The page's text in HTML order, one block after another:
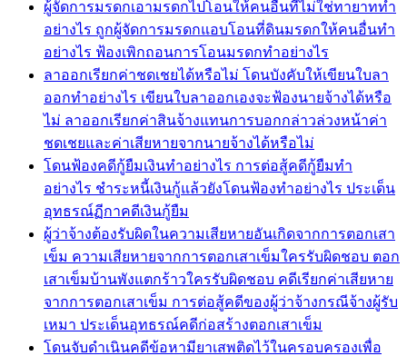
ผู้จัดการมรดกเอามรดกไปโอนให้คนอื่นที่ไม่ใช่ทายาททำ
อย่างไร ถูกผู้จัดการมรดกแอบโอนที่ดินมรดกให้คนอื่นทำ
อย่างไร ฟ้องเพิกถอนการโอนมรดกทำอย่างไร
ลาออกเรียกค่าชดเชยได้หรือไม่ โดนบังคับให้เขียนใบลา
ออกทำอย่างไร เขียนใบลาออกเองจะฟ้องนายจ้างได้หรือ
ไม่ ลาออกเรียกค่าสินจ้างแทนการบอกกล่าวล่วงหน้าค่า
ชดเชยและค่าเสียหายจากนายจ้างได้หรือไม่
โดนฟ้องคดีกู้ยืมเงินทำอย่างไร การต่อสู้คดีกู้ยืมทำ
อย่างไร ชำระหนี้เงินกู้แล้วยังโดนฟ้องทำอย่างไร ประเด็น
อุทธรณ์ฏีกาคดีเงินกู้ยืม
ผู้ว่าจ้างต้องรับผิดในความเสียหายอันเกิดจากการตอกเสา
เข็ม ความเสียหายจากการตอกเสาเข็มใครรับผิดชอบ ตอก
เสาเข็มบ้านพังแตกร้าวใครรับผิดชอบ คดีเรียกค่าเสียหาย
จากการตอกเสาเข็ม การต่อสู้คดีของผู้ว่าจ้างกรณีจ้างผู้รับ
เหมา ประเด็นอุทธรณ์คดีก่อสร้างตอกเสาเข็ม
โดนจับดำเนินคดีข้อหามียาเสพติดไว้ในครอบครองเพื่อ